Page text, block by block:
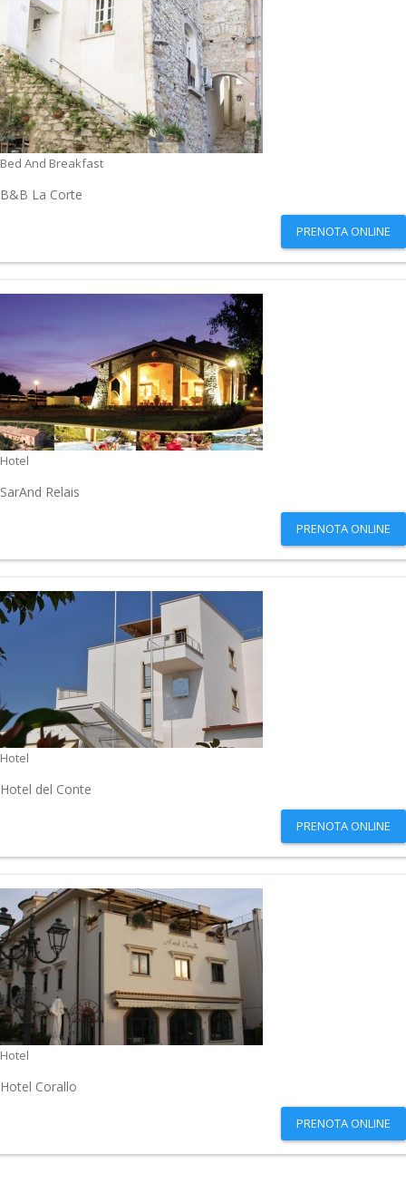
Bed And Breakfast
B&B La Corte
PRENOTA ONLINE
Hotel
SarAnd Relais
PRENOTA ONLINE
Hotel
Hotel del Conte
PRENOTA ONLINE
Hotel
Hotel Corallo
PRENOTA ONLINE